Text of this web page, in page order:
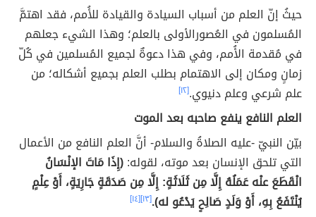
حيثُ إنّ العلم من أسباب السيادة والقيادة للأُمم، فقد اهتمَّ
المُسلمون في العُصورالأولى بالعلم؛ وهذا الشيء جعلهم
في مُقدمة الأُمم، وفي هذا دعوةٌ لجميع المُسلمين في كُلّ
زمانٍ ومكان إلى الاهتمام بطلب العلم بجميع أشكاله؛ من
علم شرعي وعلم دنيوي.[١٢]
العلم النافع ينفع صاحبه بعد الموت
بيّن النبيّ -عليه الصلاةُ والسلام- أنَّ العلم النافع من الأعمال
التي تلحق الإنسان بعد موته، لقوله:(إِذَا مَاتَ الإنْسَانُ
انْقَطَعَ عنْه عَمَلُهُ إِلَّا مِن ثَلَاثَةٍ: إِلَّا مِن صَدَقَةٍ جَارِيَةٍ، أَوْ عِلْمٍ
يُنْتَفَعُ بِهِ، أَوْ وَلَدٍ صَالِحٍ يَدْعُو له).[١٣] [١٤]